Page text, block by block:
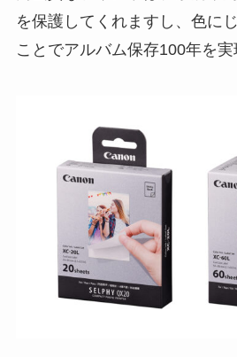
を保護してくれますし、色に
ことでアルバム保存100年を実